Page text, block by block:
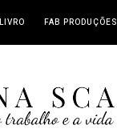
FAB PRODUÇÕES